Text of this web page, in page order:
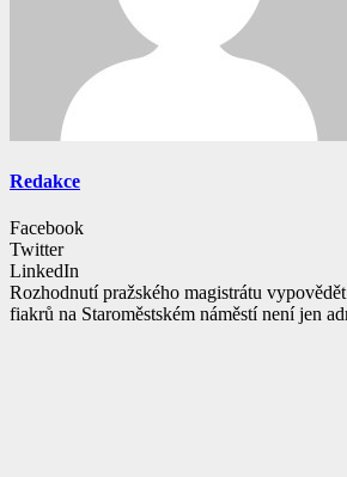
Redakce
Facebook
Twitter
LinkedIn
Rozhodnutí pražského magistrátu
fiakrů na Staroměstském náměstí není jen